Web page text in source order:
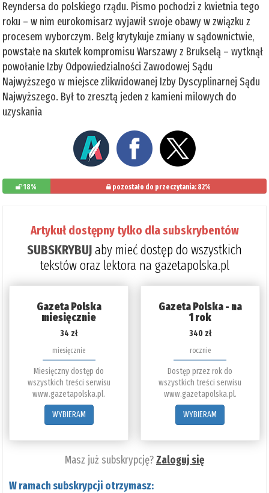
Reyndersa do polskiego rządu. Pismo pochodzi z kwietnia tego
roku – w nim eurokomisarz wyjawił swoje obawy w związku z
procesem wyborczym. Belg krytykuje zmiany w sądownictwie,
powstałe na skutek kompromisu Warszawy z Brukselą – wytknął
powołanie Izby Odpowiedzialności Zawodowej Sądu
Najwyższego w miejsce zlikwidowanej Izby Dyscyplinarnej Sądu
Najwyższego. Był to zresztą jeden z kamieni milowych do
uzyskania
18% pozostało do przeczytania: 82%
Artykuł dostępny tylko dla subskrybentów
SUBSKRYBUJaby mieć dostęp do wszystkich
tekstów oraz lektora na gazetapolska.pl
Gazeta Polska
miesięcznie
34 zł
miesięcznie
Miesięczny dostęp do
wszystkich treści serwisu
www.gazetapolska.pl.
WYBIERAM
Gazeta Polska - na
1 rok
340 zł
rocznie
Dostęp przez rok do
wszystkich treści serwisu
www.gazetapolska.pl.
WYBIERAM
Masz już subskrypcję?Zaloguj się
W ramach subskrypcji otrzymasz: